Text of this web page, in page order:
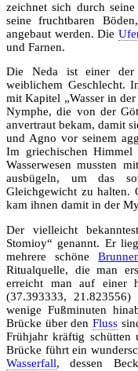
zeichnet sich durch
seine fruchtbaren
angebaut werden. Die
und Farnen.
Die Neda ist einer der
weiblichem Geschlecht.
mit Kapitel „Wasser in
Nymphe, die von der
anvertraut bekam, damit
und Agno vor seinem
Im griechischen
Wasserwesen mussten
ausbügeln, um das
Gleichgewicht zu halten.
kam ihnen damit in der
Der vielleicht
Stomioy“ genannt. Er
mehrere schöne
Ritualquelle, die man
erreicht man auf einer
(37.393333,
wenige Fußminuten
Brücke über denFluss
Frühjahr kräftig schütten
Brücke führt ein
Wasserfall, dessen